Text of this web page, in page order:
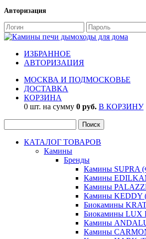
Авторизация
ИЗБРАННОЕ
АВТОРИЗАЦИЯ
МОСКВА И ПОДМОСКОВЬЕ
ДОСТАВКА
КОРЗИНА
0 шт. на сумму 0 руб. В КОРЗИНУ
КАТАЛОГ ТОВАРОВ
Камины
Бренды
Камины SUPRA
Камины
Камины
Камины KEDDY
Биокамины
Биокамины LUX
Камины
Камины